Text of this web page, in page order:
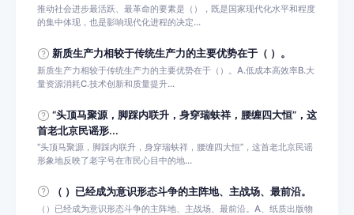
推动社会进步最活跃、最革命的要素是（），既是国家现代化水平和程度
的集中体现，也是影响现代化进程的决定...
新质生产力相较于传统生产力的主要优势在于（ ）。
新质生产力相较于传统生产力的主要优势在于（）。A.低成本高效率B.大
量资源消耗C.技术创新和质量提升...
“头顶马聚源，脚踩内联升，身穿瑞蚨祥，腰缠四大恒”，这
首老北京民谣形...
“头顶马聚源，脚踩内联升，身穿瑞蚨祥，腰缠四大恒”，这首老北京民谣
形象地反映了老字号在市民心目中的地...
（ ）已经成为意识形态斗争的主阵地、主战场、最前沿。
（）已经成为意识形态斗争的主阵地、主战场、最前沿。A、纸质出版物